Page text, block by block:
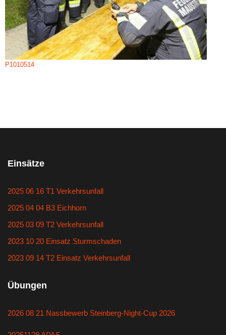
P1010514
Einsätze
2025 06 16 T1 Verkehrsunfall
2025 04 04 B3 Eichhorn
2025 03 09 T2 Verkehrsunfall
2023 10 20 Einsatz Sturmschaden
2023 09 14 T2 Einsatz Verkehrsunfall
Übungen
2026 08 21 Nassbewerb Steinberg-Night-Cup 2026